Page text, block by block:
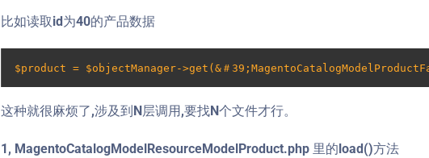
比如读取id为40的产品数据
$product = $objectManager->get(&＃
这种就很麻烦了,涉及到N层调用,要找N个文件才行。
1, MagentoCatalogModelResourceModelProduct.php 里的load()方法